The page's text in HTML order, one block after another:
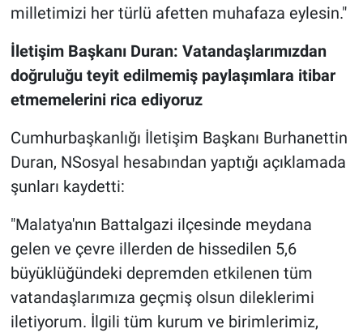
milletimizi her türlü afetten muhafaza eylesin."
İletişim Başkanı Duran: Vatandaşlarımızdan
doğruluğu teyit edilmemiş paylaşımlara itibar
etmemelerini rica ediyoruz
Cumhurbaşkanlığı İletişim Başkanı Burhanettin
Duran, NSosyal hesabından yaptığı açıklamada
şunları kaydetti:
"Malatya'nın Battalgazi ilçesinde meydana
gelen ve çevre illerden de hissedilen 5,6
büyüklüğündeki depremden etkilenen tüm
vatandaşlarımıza geçmiş olsun dileklerimi
iletiyorum. İlgili tüm kurum ve birimlerimiz,